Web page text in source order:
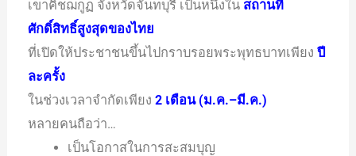
เขาคิชฌกูฏ จังหวัดจันทบุรี เป็นหนึ่งใน สถานที่
ศักดิ์สิทธิ์สูงสุดของไทย
ที่เปิดให้ประชาชนขึ้นไปกราบรอยพระพุทธบาทเพียง ปี
ละครั้ง
ในช่วงเวลาจำกัดเพียง2 เดือน (ม.ค.–มี.ค.)
หลายคนถือว่า…
เป็นโอกาสในการสะสมบุญ